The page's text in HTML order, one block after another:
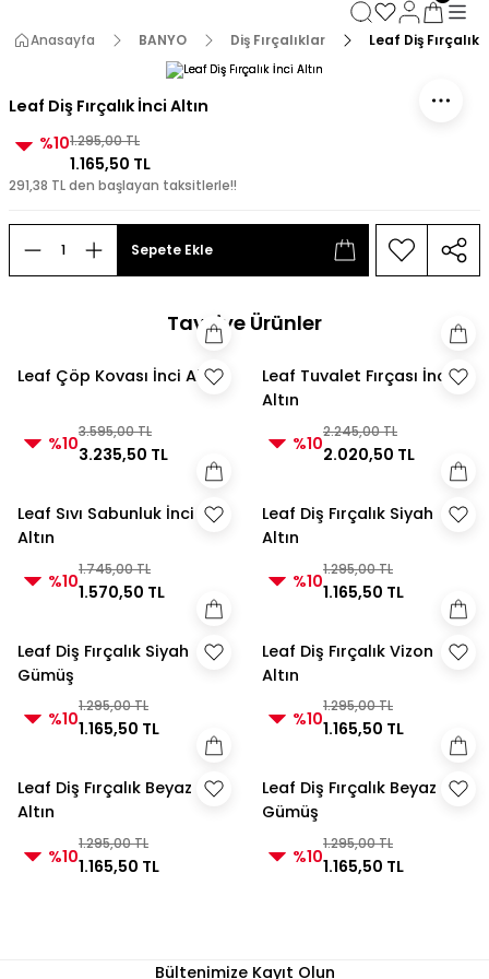
3000 TL ve Üzeri Alışverişlerde Kargo Bedava! 2
3000 TL ve Üzeri Alışverişlerde Kargo Bedava!
3000 TL ve Üzeri Alışverişlerde Kargo Bedava!
Anasayfa BANYO Diş Fırçalıklar Leaf Diş Fırçalık
Leaf Diş Fırçalık İnci Altın
%101.295,00 TL
1.165,50 TL
291,38 TL den başlayan taksitlerle!!
Sepete Ekle
Tavsiye Ürünler
Leaf Çöp Kovası İnci Altın
%10
3.595,00 TL
3.235,50 TL
Leaf Tuvalet Fırçası İnci
Altın
%10
2.245,00 TL
2.020,50 TL
Leaf Sıvı Sabunluk İnci
Altın
%10
1.745,00 TL
1.570,50 TL
Leaf Diş Fırçalık Siyah
Altın
%10
1.295,00 TL
1.165,50 TL
Leaf Diş Fırçalık Siyah
Gümüş
%10
1.295,00 TL
1.165,50 TL
Leaf Diş Fırçalık Vizon
Altın
%10
1.295,00 TL
1.165,50 TL
Leaf Diş Fırçalık Beyaz
Altın
%10
1.295,00 TL
1.165,50 TL
Leaf Diş Fırçalık Beyaz
Gümüş
%10
1.295,00 TL
1.165,50 TL
Bültenimize Kayıt Olun